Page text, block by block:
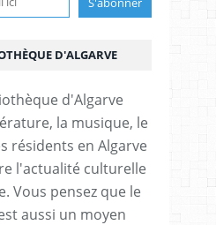
D'ALGARVE
la musique, le
résidents en Algarve
l'actualité culturelle
Vous pensez que le
aussi un moyen